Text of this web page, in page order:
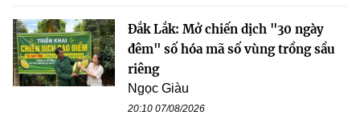
Đắk Lắk: Mở chiến dịch "30 ngày
đêm" số hóa mã số vùng trồng sầu
riêng
Ngọc Giàu
20:10 07/08/2026